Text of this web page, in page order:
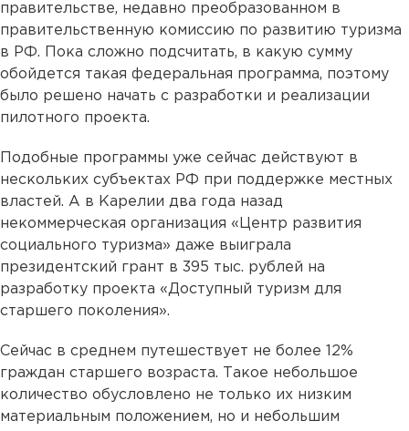
правительстве, недавно преобразованном в
правительственную комиссию по развитию туризма
в РФ. Пока сложно подсчитать, в какую сумму
обойдется такая федеральная программа, поэтому
было решено начать с разработки и реализации
пилотного проекта.
Подобные программы уже сейчас действуют в
нескольких субъектах РФ при поддержке местных
властей. А в Карелии два года назад
некоммерческая организация «Центр развития
социального туризма» даже выиграла
президентский грант в 395 тыс. рублей на
разработку проекта «Доступный туризм для
старшего поколения».
Сейчас в среднем путешествует не более 12%
граждан старшего возраста. Такое небольшое
количество обусловлено не только их низким
материальным положением, но и небольшим